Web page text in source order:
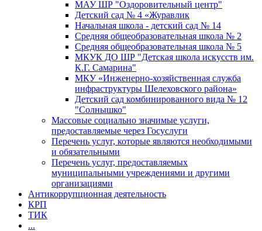
МАУ ШР "Оздоровительный центр"
Детский сад № 4 «Журавлик
Начальная школа - детский сад № 14
Средняя общеобразовательная школа № 2
Средняя общеобразовательная школа № 5
МКУК ДО ШР "Детская школа искусств им.
К.Г. Самарина"
МКУ «Инженерно-хозяйственная служба
инфраструктуры Шелеховского района»
Детский сад комбинированного вида № 12
"Солнышко"
Массовые социально значимые услуги,
предоставляемые через Госуслуги
Перечень услуг, которые являются необходимыми
и обязательными
Перечень услуг, предоставляемых
муниципальными учреждениями и другими
организациями
Антикоррупционная деятельность
КРП
ТИК
...